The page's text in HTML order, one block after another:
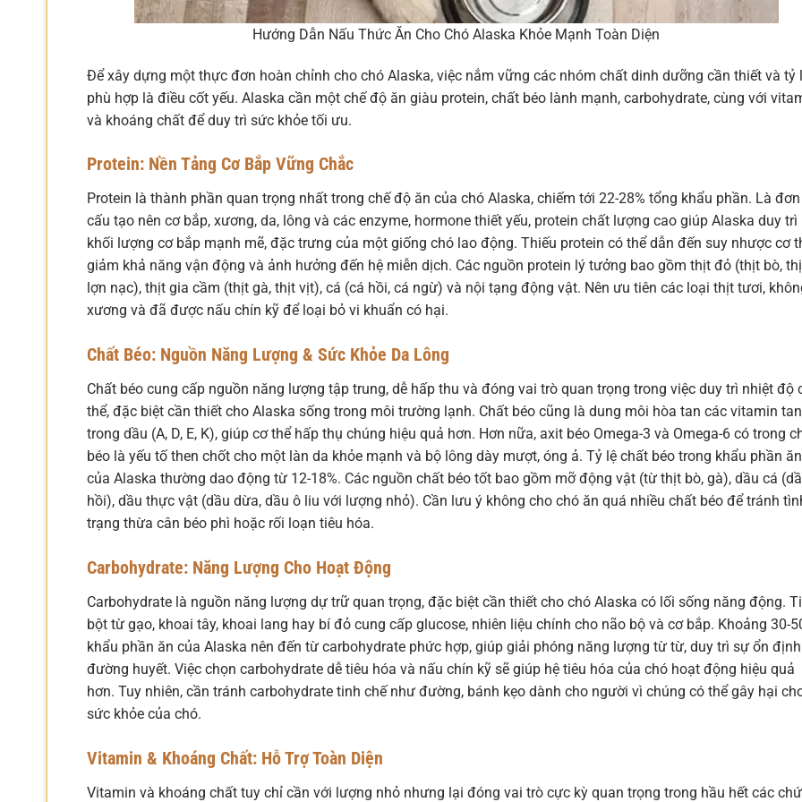
Hướng Dẫn Nấu Thức Ăn Cho Chó Alaska Khỏe Mạnh Toàn Diện
Để xây dựng một thực đơn hoàn chỉnh cho chó Alaska, việc nắm vững các nhóm chất dinh dưỡng cần thiết và tỷ
phù hợp là điều cốt yếu. Alaska cần một chế độ ăn giàu protein, chất béo lành mạnh, carbohydrate, cùng với
và khoáng chất để duy trì sức khỏe tối ưu.
Protein: Nền Tảng Cơ Bắp Vững Chắc
Protein là thành phần quan trọng nhất trong chế độ ăn của chó Alaska, chiếm tới 22-28% tổng khẩu phần. Là
cấu tạo nên cơ bắp, xương, da, lông và các enzyme, hormone thiết yếu, protein chất lượng cao giúp Alaska duy trì
khối lượng cơ bắp mạnh mẽ, đặc trưng của một giống chó lao động. Thiếu protein có thể dẫn đến suy nhược cơ
giảm khả năng vận động và ảnh hưởng đến hệ miễn dịch. Các nguồn protein lý tưởng bao gồm thịt đỏ (thịt bò,
lợn nạc), thịt gia cầm (thịt gà, thịt vịt), cá (cá hồi, cá ngừ) và nội tạng động vật. Nên ưu tiên các loại thịt tươi,
xương và đã được nấu chín kỹ để loại bỏ vi khuẩn có hại.
Chất Béo: Nguồn Năng Lượng & Sức Khỏe Da Lông
Chất béo cung cấp nguồn năng lượng tập trung, dễ hấp thu và đóng vai trò quan trọng trong việc duy trì nhiệt độ
thể, đặc biệt cần thiết cho Alaska sống trong môi trường lạnh. Chất béo cũng là dung môi hòa tan các vitamin tan
trong dầu (A, D, E, K), giúp cơ thể hấp thụ chúng hiệu quả hơn. Hơn nữa, axit béo Omega-3 và Omega-6 có trong
béo là yếu tố then chốt cho một làn da khỏe mạnh và bộ lông dày mượt, óng ả. Tỷ lệ chất béo trong khẩu phần ăn
của Alaska thường dao động từ 12-18%. Các nguồn chất béo tốt bao gồm mỡ động vật (từ thịt bò, gà), dầu cá
hồi), dầu thực vật (dầu dừa, dầu ô liu với lượng nhỏ). Cần lưu ý không cho chó ăn quá nhiều chất béo để tránh
trạng thừa cân béo phì hoặc rối loạn tiêu hóa.
Carbohydrate: Năng Lượng Cho Hoạt Động
Carbohydrate là nguồn năng lượng dự trữ quan trọng, đặc biệt cần thiết cho chó Alaska có lối sống năng động.
bột từ gạo, khoai tây, khoai lang hay bí đỏ cung cấp glucose, nhiên liệu chính cho não bộ và cơ bắp. Khoảng 30-
khẩu phần ăn của Alaska nên đến từ carbohydrate phức hợp, giúp giải phóng năng lượng từ từ, duy trì sự ổn định
đường huyết. Việc chọn carbohydrate dễ tiêu hóa và nấu chín kỹ sẽ giúp hệ tiêu hóa của chó hoạt động hiệu quả
hơn. Tuy nhiên, cần tránh carbohydrate tinh chế như đường, bánh kẹo dành cho người vì chúng có thể gây hại
sức khỏe của chó.
Vitamin & Khoáng Chất: Hỗ Trợ Toàn Diện
Vitamin và khoáng chất tuy chỉ cần với lượng nhỏ nhưng lại đóng vai trò cực kỳ quan trọng trong hầu hết các